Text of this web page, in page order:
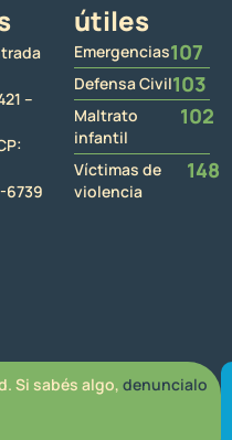
–
6739
útiles
Emergencias107
Defensa Civil103
Maltrato
infantil
102
Víctimas de
violencia
148
Si sabés algo, denuncialo